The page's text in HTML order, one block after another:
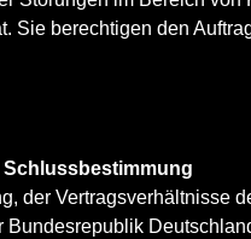
Sie berechtigen den
Schlussbestimmung
der